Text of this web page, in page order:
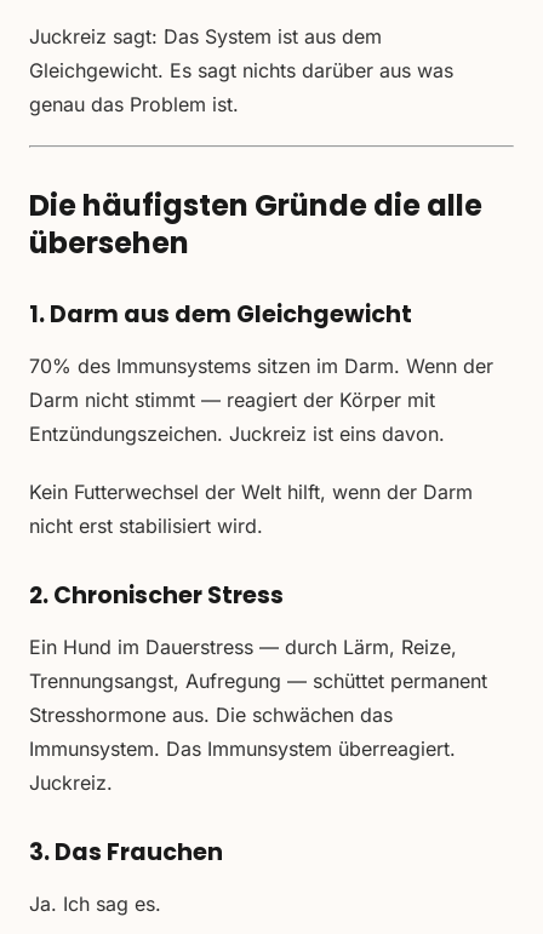
Juckreiz sagt: Das System ist aus dem
Gleichgewicht. Es sagt nichts darüber aus was
genau das Problem ist.
Die häufigsten Gründe die alle
übersehen
1. Darm aus dem Gleichgewicht
70% des Immunsystems sitzen im Darm. Wenn der
Darm nicht stimmt — reagiert der Körper mit
Entzündungszeichen. Juckreiz ist eins davon.
Kein Futterwechsel der Welt hilft, wenn der Darm
nicht erst stabilisiert wird.
2. Chronischer Stress
Ein Hund im Dauerstress — durch Lärm, Reize,
Trennungsangst, Aufregung — schüttet permanent
Stresshormone aus. Die schwächen das
Immunsystem. Das Immunsystem überreagiert.
Juckreiz.
3. Das Frauchen
Ja. Ich sag es.